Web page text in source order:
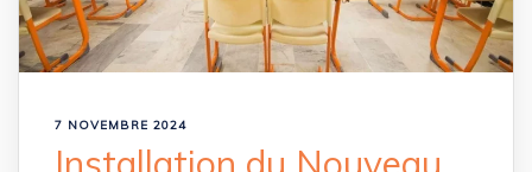
7 NOVEMBRE 2024